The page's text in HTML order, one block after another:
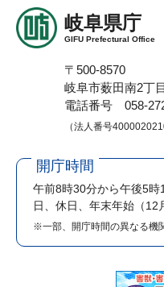
岐阜県庁
GIFU Prefectural Office
〒500-8570
岐阜市薮田南2丁
電話番号 058-
（法人番号
開庁時間
午前8時30分から午後5時
日、休日、年末年始（12
※一部、開庁時間の異なる機